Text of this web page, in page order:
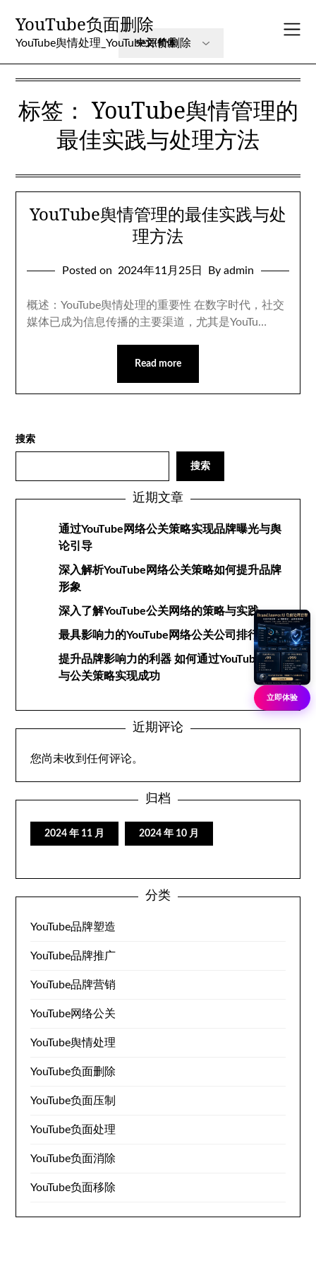
content
YouTube负面删除
YouTube舆情处理_YouTube评价删除
标签：YouTube舆情管理的
最佳实践与处理方法
YouTube舆情管理的最佳实践与处
理方法
Posted on 2024年11月25日 By admin
概述：YouTube舆情处理的重要性 在数字时代，社交
媒体已成为信息传播的主要渠道，尤其是YouTu…
Read more
搜索
搜索
近期文章
通过YouTube网络公关策略实现品牌曝光与舆
论引导
深入解析YouTube网络公关策略如何提升品牌
形象
深入了解YouTube公关网络的策略与实践
最具影响力的YouTube网络公关公司排行榜
提升品牌影响力的利器 如何通过YouTube网络
与公关策略实现成功
近期评论
您尚未收到任何评论。
归档
2024 年 11 月 2024 年 10 月
分类
YouTube品牌塑造
YouTube品牌推广
YouTube品牌营销
YouTube网络公关
YouTube舆情处理
YouTube负面删除
YouTube负面压制
YouTube负面处理
YouTube负面消除
YouTube负面移除
立即体验